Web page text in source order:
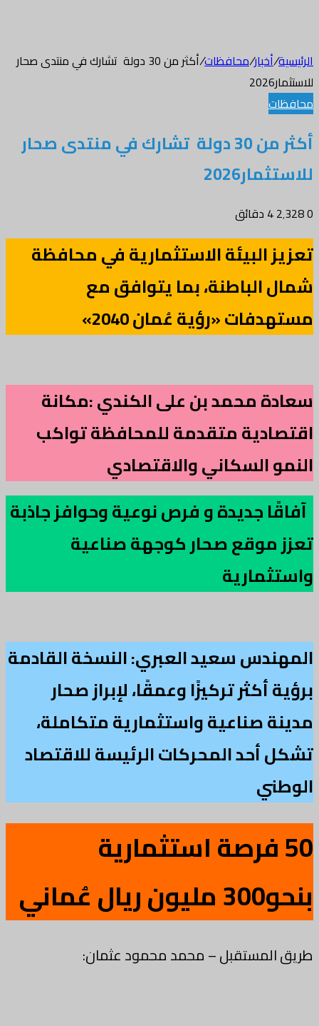
الرئيسية/أخبار/محافظات/
أكثر من 30 دولة تشارك في منتدى صحار
للاستثمار2026
محافظات
أكثر من 30 دولة تشارك في منتدى صحار
للاستثمار2026
0 4 دقائق
تعزيز البيئة الاستثمارية في محافظة
شمال الباطنة، بما يتوافق مع
مستهدفات «رؤية عُمان 2040»
سعادة محمد بن على الكندي :مكانة
اقتصادية متقدمة للمحافظة تواكب
النمو السكاني والاقتصادي
آفاقًا جديدة و فرص نوعية وحوافز جاذبة
تعزز موقع صحار كوجهة صناعية
واستثمارية
المهندس سعيد العبري: النسخة القادمة
برؤية أكثر تركيزًا وعمقًا، لإبراز صحار
مدينة صناعية واستثمارية متكاملة،
تشكل أحد المحركات الرئيسة للاقتصاد
الوطني
50 فرصة استثمارية
بنحو300 مليون ريال عُماني
طريق المستقبل – محمد محمود عثمان: